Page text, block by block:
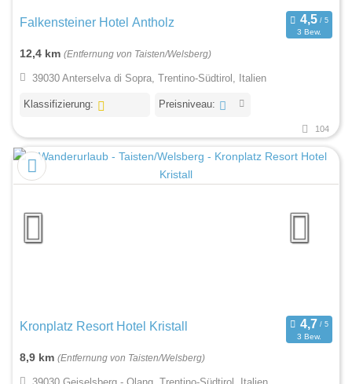
Falkensteiner Hotel Antholz
3 Bew.
12,4 km (Entfernung von Taisten/Welsberg)
39030 Anterselva di Sopra, Trentino-Südtirol, Italien
Klassifizierung: Preisniveau:
104
Kronplatz Resort Hotel Kristall
3 Bew.
8,9 km (Entfernung von Taisten/Welsberg)